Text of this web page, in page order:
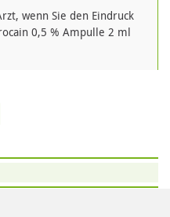
wenn Sie den Eindruck
0,5 % Ampulle 2 ml